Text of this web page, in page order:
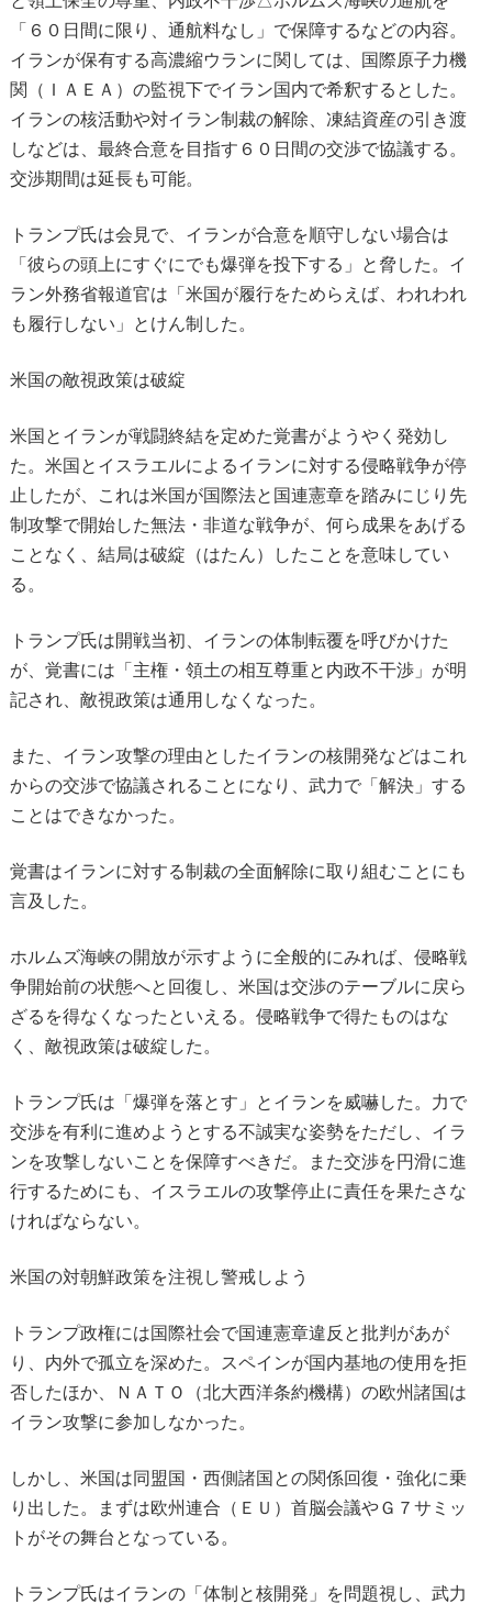
「６０日間に限り、通航料なし」で保障するなどの内容。
イランが保有する高濃縮ウランに関しては、国際原子力機
関（ＩＡＥＡ）の監視下でイラン国内で希釈するとした。
イランの核活動や対イラン制裁の解除、凍結資産の引き渡
しなどは、最終合意を目指す６０日間の交渉で協議する。
交渉期間は延長も可能。
トランプ氏は会見で、イランが合意を順守しない場合は
「彼らの頭上にすぐにでも爆弾を投下する」と脅した。イ
ラン外務省報道官は「米国が履行をためらえば、われわれ
も履行しない」とけん制した。
米国の敵視政策は破綻
米国とイランが戦闘終結を定めた覚書がようやく発効し
た。米国とイスラエルによるイランに対する侵略戦争が停
止したが、これは米国が国際法と国連憲章を踏みにじり先
制攻撃で開始した無法・非道な戦争が、何ら成果をあげる
ことなく、結局は破綻（はたん）したことを意味してい
る。
トランプ氏は開戦当初、イランの体制転覆を呼びかけた
が、覚書には「主権・領土の相互尊重と内政不干渉」が明
記され、敵視政策は通用しなくなった。
また、イラン攻撃の理由としたイランの核開発などはこれ
からの交渉で協議されることになり、武力で「解決」する
ことはできなかった。
覚書はイランに対する制裁の全面解除に取り組むことにも
言及した。
ホルムズ海峡の開放が示すように全般的にみれば、侵略戦
争開始前の状態へと回復し、米国は交渉のテーブルに戻ら
ざるを得なくなったといえる。侵略戦争で得たものはな
く、敵視政策は破綻した。
トランプ氏は「爆弾を落とす」とイランを威嚇した。力で
交渉を有利に進めようとする不誠実な姿勢をただし、イラ
ンを攻撃しないことを保障すべきだ。また交渉を円滑に進
行するためにも、イスラエルの攻撃停止に責任を果たさな
ければならない。
米国の対朝鮮政策を注視し警戒しよう
トランプ政権には国際社会で国連憲章違反と批判があが
り、内外で孤立を深めた。スペインが国内基地の使用を拒
否したほか、ＮＡＴＯ（北大西洋条約機構）の欧州諸国は
イラン攻撃に参加しなかった。
しかし、米国は同盟国・西側諸国との関係回復・強化に乗
り出した。まずは欧州連合（ＥＵ）首脳会議やＧ７サミッ
トがその舞台となっている。
トランプ氏はイランの「体制と核開発」を問題視し、武力